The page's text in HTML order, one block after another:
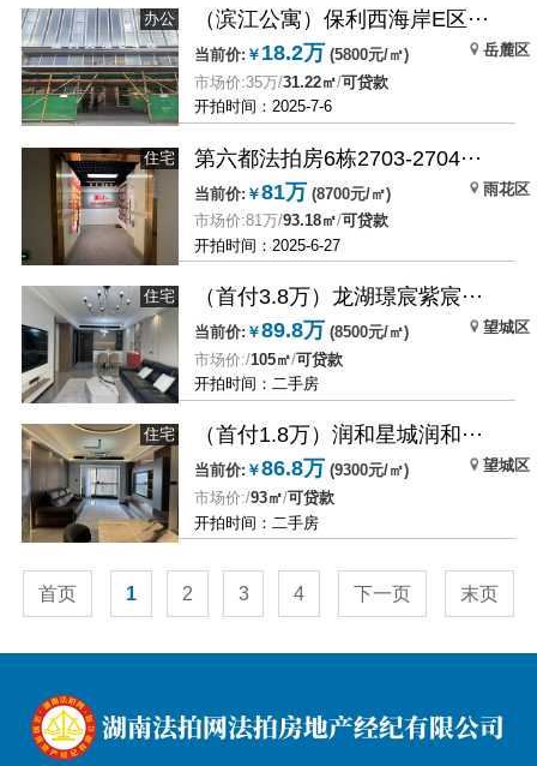
办公 （滨江公寓）保利西海岸E区···
当前价: ￥ 18.2万 (5800元/㎡)
岳麓区
市场价:35万/31.22㎡/可贷款
开拍时间：2025-7-6
住宅 第六都法拍房6栋2703-2704···
当前价: ￥81万 (8700元/㎡)
雨花区
市场价:81万/93.18㎡/可贷款
开拍时间：2025-6-27
住宅 （首付3.8万）龙湖璟宸紫宸···
当前价: ￥89.8万 (8500元/㎡)
望城区
市场价:/105㎡/可贷款
开拍时间：二手房
住宅 （首付1.8万）润和星城润和···
当前价: ￥86.8万 (9300元/㎡)
望城区
市场价:/93㎡/可贷款
开拍时间：二手房
首页 1 2 3 4 下一页 末页